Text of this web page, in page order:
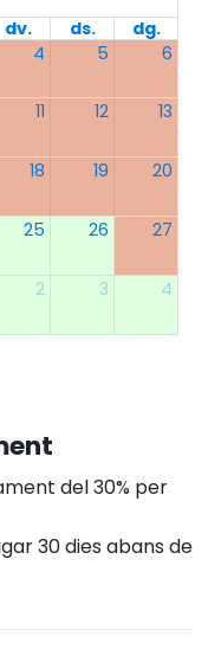
dv. ds.
dg.
4 5 6
11 12 13
18 19 20
25 26 27
2 3 4
del 30% per
30 dies abans de